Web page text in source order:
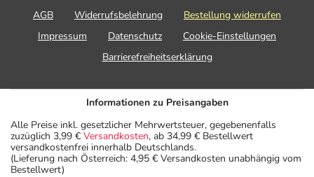
AGB Widerrufsbelehrung
Bestellung widerrufen
Impressum
Datenschutz
Cookie-Einstellungen
Barrierefreiheitserklärung
Informationen zu Preisangaben
Alle Preise inkl. gesetzlicher Mehrwertsteuer, gegebenenfalls
zuzüglich 3,99 € Versandkosten, ab 34,99 € Bestellwert
versandkostenfrei innerhalb Deutschlands.
(Lieferung nach Österreich: 4,95 € Versandkosten unabhängig vom
Bestellwert)